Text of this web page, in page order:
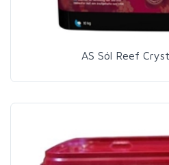
AS Sól Reef